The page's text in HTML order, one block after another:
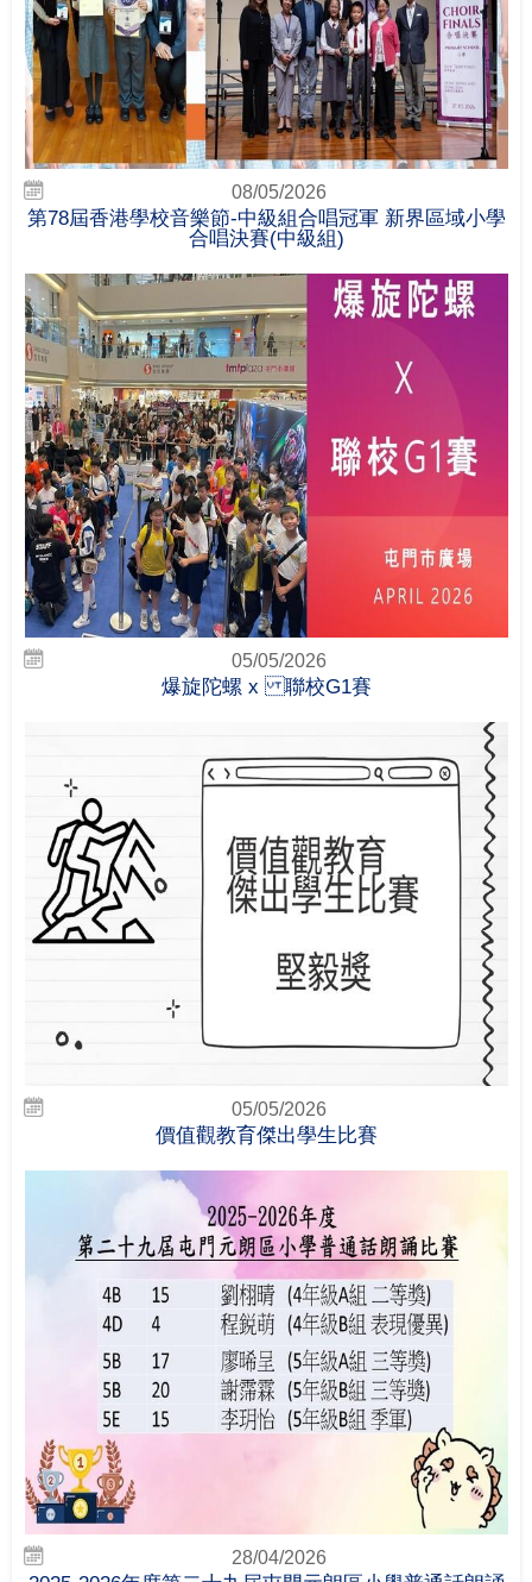
08/05/2026
第78屆香港學校音樂節-中級組合唱冠軍 新界區域小學
合唱決賽(中級組)
05/05/2026
爆旋陀螺 x 聯校G1賽
05/05/2026
價值觀教育傑出學生比賽
28/04/2026